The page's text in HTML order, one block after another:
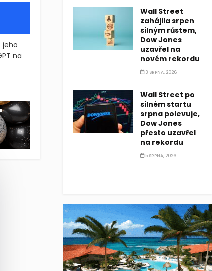
jeho
na
díky vynikajícím výsledkům se tento technologický
vynikajícím výsledkům se tento technologický
Wall Street
zahájila srpen
silným růstem,
Dow Jones
uzavřel na
novém rekordu
3 SRPNA, 2026
Wall Street po
silném startu
srpna polevuje,
Dow Jones
přesto uzavřel
na rekordu
5 SRPNA, 2026